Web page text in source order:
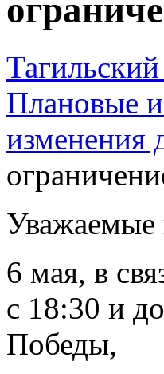
Плановые
изменения
Уважаемые
6 мая, в
с 18:30 и
Победы,